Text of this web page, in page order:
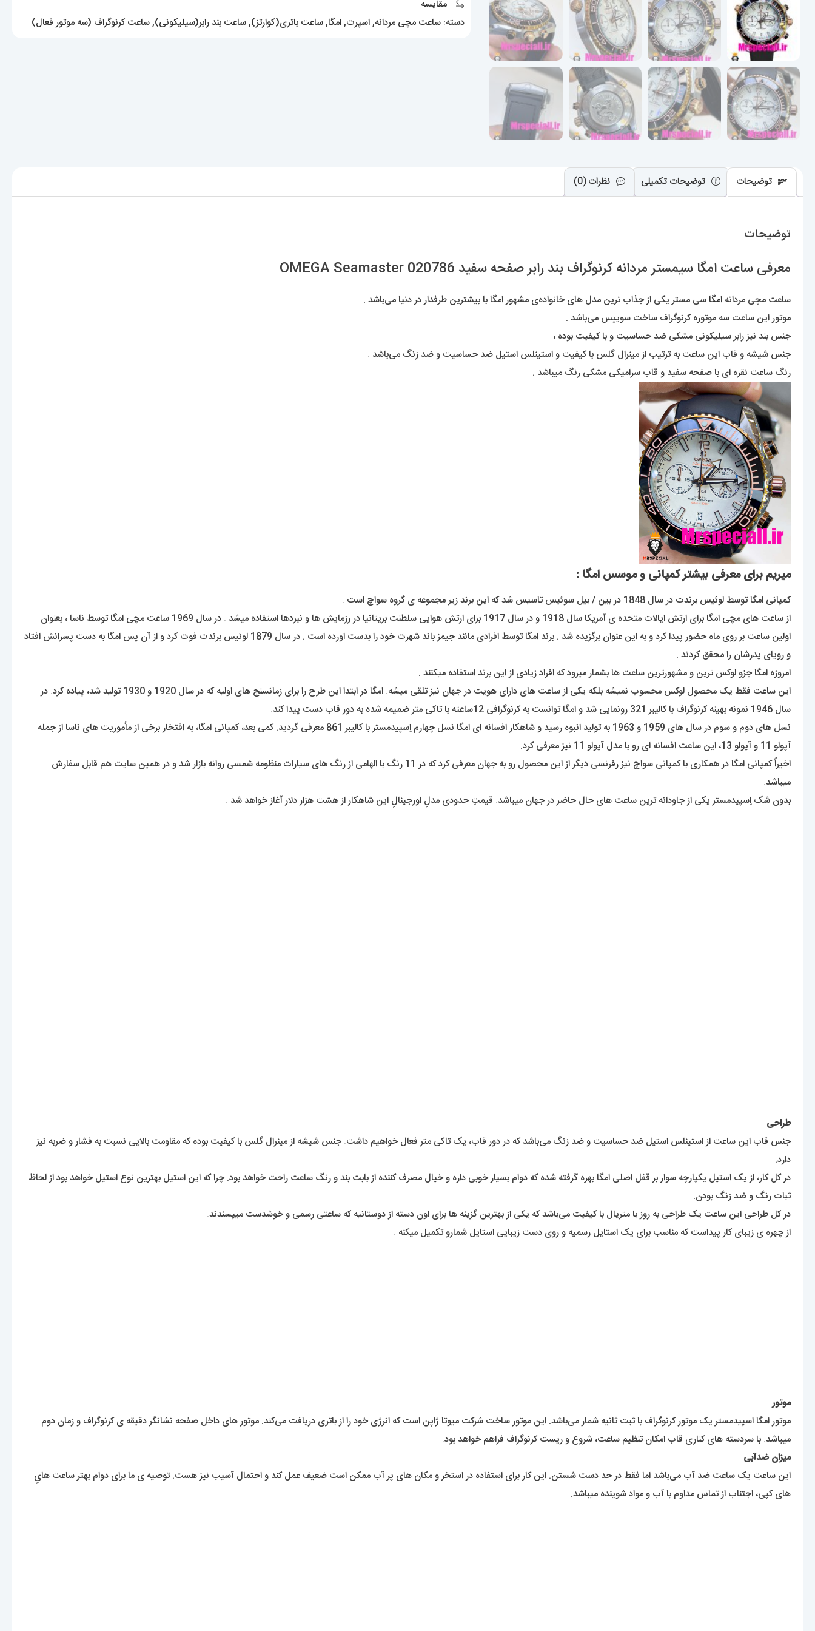
مقایسه
دسته: ساعت مچی مردانه,اسپرت,امگا,ساعت باتری(کوارتز),ساعت بند رابر(سیلیکونی),ساعت کرنوگراف (سه موتور فعال)
توضیحات توضیحات تکمیلی نظرات (0)
توضیحات
معرفی ساعت امگا سیمستر مردانه کرنوگراف بند رابر صفحه سفید OMEGA Seamaster 020786
ساعت مچی مردانه امگا سی مستر یکی از جذاب ترین مدل های خانواده‌ی مشهور امگا با بیشترین طرفدار در دنیا می‌باشد .
موتور این ساعت سه موتوره کرنوگراف ساخت سوییس می‌باشد .
جنس بند نیز رابر سیلیکونی مشکی ضد حساسیت و با کیفیت بوده ،
جنس شیشه و قاب این ساعت به ترتیب از مینرال گلس با کیفیت و استینلس استیل ضد حساسیت و ضد زنگ می‌باشد .
رنگ ساعت نقره ای با صفحه سفید و قاب سرامیکی مشکی رنگ میباشد .
میریم برای معرفی بیشتر کمپانی و موسس امگا :
کمپانی امگا توسط لوئیس برندت در سال 1848 در بین / بیل سوئیس تاسیس شد که این برند زیر مجموعه ی گروه سواچ است .
از ساعت های مچی امگا برای ارتش ایالات متحده ی آمریکا سال 1918 و در سال 1917 برای ارتش هوایی سلطنت بریتانیا در رزمایش ها و نبردها استفاده میشد . در سال 1969 ساعت مچی امگا توسط ناسا ، بعنوان
اولین ساعت بر روی ماه حضور پیدا کرد و به این عنوان برگزیده شد . برند امگا توسط افرادی مانند جیمز باند شهرت خود را بدست اورده است . در سال 1879 لوئیس برندت فوت کرد و از آن پس امگا به دست پسرانش افتاد
و رویای پدرشان را محقق کردند .
امروزه امگا جزو لوکس ترین و مشهورترین ساعت ها بشمار میرود که افراد زیادی از این برند استفاده میکنند .
این ساعت فقط یک محصول لوکس محسوب نمیشه بلکه یکی از ساعت های دارای هویت در جهان نیز تلقی میشه. امگا در ابتدا این طرح را برای زمانسنج های اولیه که در سال 1920 و 1930 تولید شد، پیاده کرد. در
سال 1946 نمونه بهینه کرنوگراف با کالیبر 321 رونمایی شد و امگا توانست به کرنوگرافی 12ساعته با تاکی متر ضمیمه شده به دور قاب دست پیدا کند.
نسل های دوم و سوم در سال های 1959 و 1963 به تولید انبوه رسید و شاهکار افسانه ای امگا نسل چهارم اِسپیدمستر با کالیبر 861 معرفی گردید. کمی بعد، کمپانی امگا، به افتخار برخی از مأموریت های ناسا از جمله
آپولو 11 و آپولو 13، این ساعت افسانه ای رو با مدل آپولو 11 نیز معرفی کرد.
اخیراً کمپانی امگا در همکاری با کمپانی سواچ نیز رفرنسی دیگر از این محصول رو به جهان معرفی کرد که در 11 رنگ با الهامی از رنگ های سیارات منظومه شمسی روانه بازار شد و در همین سایت هم قابل سفارش
میباشد.
بدون شک اِسپیدمستر یکی از جاودانه ترین ساعت های حال حاضر در جهان میباشد. قیمتِ حدودی مدلِ اورجینالِ این شاهکار از هشت هزار دلار آغاز خواهد شد .
طراحی
جنس قاب این ساعت از استینلس استیل ضد حساسیت و ضد زنگ می‌باشد که در دور قاب، یک تاکی متر فعال خواهیم داشت. جنس شیشه از مینرال گلس با کیفیت بوده که مقاومت بالایی نسبت به فشار و ضربه نیز
دارد.
در کل کار، از یک استیل یکپارچه سوار بر قفل اصلی امگا بهره گرفته شده که دوام بسیار خوبی داره و خیال مصرف کننده از بابت بند و رنگ ساعت راحت خواهد بود. چرا که این استیل بهترین نوع استیل خواهد بود از لحاظ
ثبات رنگ و ضد زنگ بودن.
در کل طراحی این ساعت یک طراحی به روز با متریال با کیفیت می‌باشد که یکی از بهترین گزینه ها برای اون دسته از دوستانیه که ساعتی رسمی و خوشدست میپسندند.
از چهره ی زیبای کار پیداست که مناسب برای یک استایل رسمیه و روی دست زیبایی استایل شمارو تکمیل میکنه .
موتور
موتور امگا اسپیدمستر یک موتور کرنوگراف با ثبت ثانیه شمار می‌باشد. این موتور ساخت شرکت میوتا ژاپن است که انرژی خود را از باتری دریافت می‌کند. موتور های داخل صفحه نشانگر دقیقه ی کرنوگراف و زمان دوم
میباشد. با سردسته های کناری قاب امکان تنظیم ساعت، شروع و ریست کرنوگراف فراهم خواهد بود.
میزان ضدآبی
این ساعت یک ساعت ضد آب می‌باشد اما فقط در حد دست شستن. این کار برای استفاده در استخر و مکان های پر آب ممکن است ضعیف عمل کند و احتمال آسیب نیز هست. توصیه ی ما برای دوام بهتر ساعت هایِ
های کپی، اجتناب از تماس مداوم با آب و مواد شوینده میباشد.